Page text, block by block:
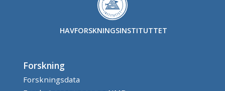
HAVFORSKNINGSINSTITUTTET
Forskning
Forskningsdata